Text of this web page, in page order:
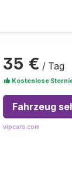
35 € / Tag
Kostenlose
Fahrzeug
vipcars.com